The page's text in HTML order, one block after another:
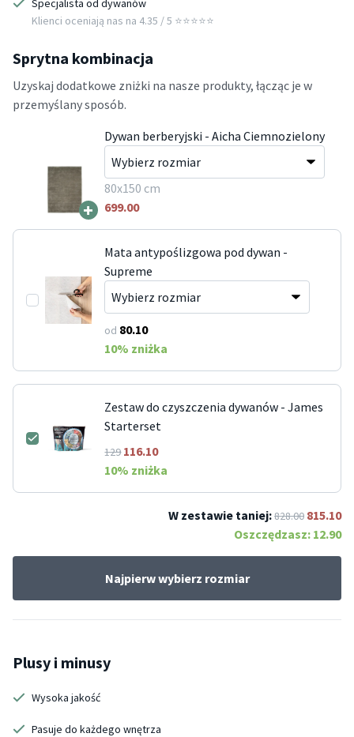
Specjalista od dywanów
Klienci oceniają nas na 4.35 / 5 ⭐️⭐️⭐️⭐️⭐️
Sprytna kombinacja
Uzyskaj dodatkowe zniżki na nasze produkty, łącząc je w
przemyślany sposób.
+
Dywan berberyjski - Aicha Ciemnozielony
80x150 cm
699.00
Mata antypoślizgowa pod dywan -
Supreme
od 80.10
10% zniżka
Zestaw do czyszczenia dywanów - James
Starterset
129116.10
10% zniżka
W zestawie taniej:828.00 815.10
Oszczędzasz: 12.90
Najpierw wybierz rozmiar
Plusy i minusy
Wysoka jakość
Pasuje do każdego wnętrza